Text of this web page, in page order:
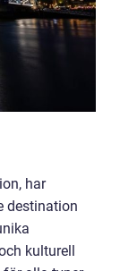
har
destination
kulturell